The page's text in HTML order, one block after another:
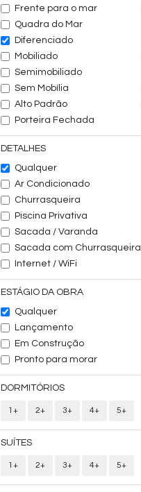
Frente para o mar
Quadra do Mar
Diferenciado
Mobiliado
Semimobiliado
Sem Mobília
Alto Padrão
Porteira Fechada
DETALHES
Qualquer
Ar Condicionado
Churrasqueira
Piscina Privativa
Sacada / Varanda
Sacada com Churrasqueira
Internet / WiFi
ESTÁGIO DA OBRA
Qualquer
Lançamento
Em Construção
Pronto para morar
DORMITÓRIOS
1+ 2+ 3+ 4+ 5+
SUÍTES
1+ 2+ 3+ 4+ 5+